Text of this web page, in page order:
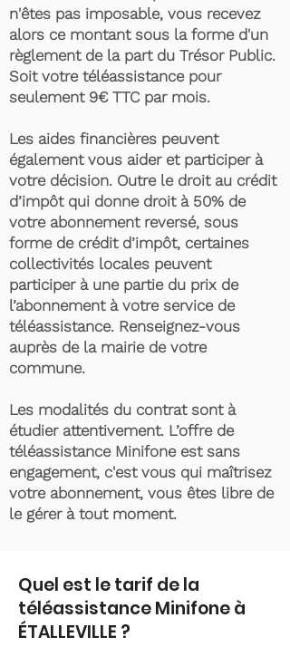
n'êtes pas imposable, vous recevez
alors ce montant sous la forme d'un
règlement de la part du Trésor Public.
Soit votre téléassistance pour
seulement 9€ TTC par mois.
Les aides financières peuvent
également vous aider et participer à
votre décision. Outre le droit au crédit
d’impôt qui donne droit à 50% de
votre abonnement reversé, sous
forme de crédit d’impôt, certaines
collectivités locales peuvent
participer à une partie du prix de
l’abonnement à votre service de
téléassistance. Renseignez-vous
auprès de la mairie de votre
commune.
Les modalités du contrat sont à
étudier attentivement. L’offre de
téléassistance Minifone est sans
engagement, c'est vous qui maîtrisez
votre abonnement, vous êtes libre de
le gérer à tout moment.
Quel est le tarif de la
téléassistance Minifone à
ÉTALLEVILLE ?